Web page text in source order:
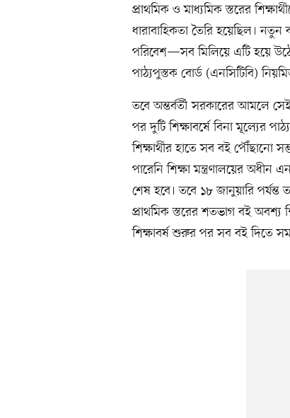
প্রাথমিক ও মাধ্যমিক স্তরের
ধারাবাহিকতা তৈরি হয়েছিল। নতুন
পরিবেশ—সব মিলিয়ে এটি হয়ে
পাঠ্যপুস্তক বোর্ড (এনসিটিবি)
তবে অন্তর্বর্তী সরকারের আমলে
পর দুটি শিক্ষাবর্ষে বিনা মূল্যের
শিক্ষার্থীর হাতে সব বই পৌঁছানো
পারেনি শিক্ষা মন্ত্রণালয়ের অধীন
শেষ হবে। তবে ১৮ জানুয়ারি
প্রাথমিক স্তরের শতভাগ বই অবশ্য
শিক্ষাবর্ষ শুরুর পর সব বই দিতে